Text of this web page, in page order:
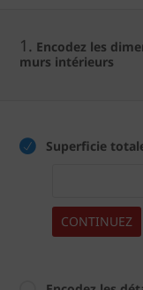
1. Encodez les
murs intérieurs
Superficie
CONTINUEZ